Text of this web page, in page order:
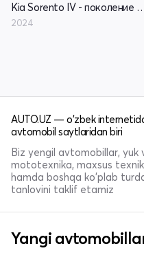
Kia Sorento IV -
2024
AUTO.UZ — o'zbek
avtomobil saytlaridan biri
Biz yengil avtomobillar,
mototexnika, maxsus
hamda boshqa ko'plab
tanlovini taklif etamiz
Yangi